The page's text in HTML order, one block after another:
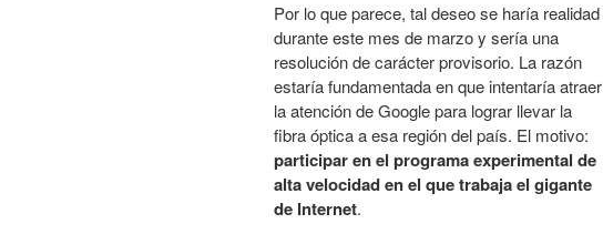
Por lo que parece, tal deseo se haría realidad
durante este mes de marzo y sería una
resolución de carácter provisorio. La razón
estaría fundamentada en que intentaría atraer
la atención de Google para lograr llevar la
fibra óptica a esa región del país. El motivo:
participar en el programa experimental de
alta velocidad en el que trabaja el gigante
de Internet.